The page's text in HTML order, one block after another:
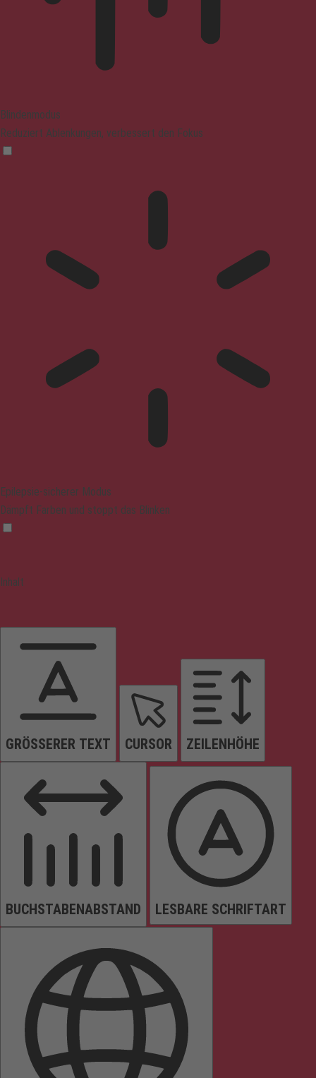
Blindenmodus
Reduziert Ablenkungen, verbessert den Fokus
Epilepsie-sicherer Modus
Dämpft Farben und stoppt das Blinken
Inhalt
GRÖSSERER TEXT CURSOR ZEILENHÖHE
BUCHSTABENABSTAND LESBARE SCHRIFTART